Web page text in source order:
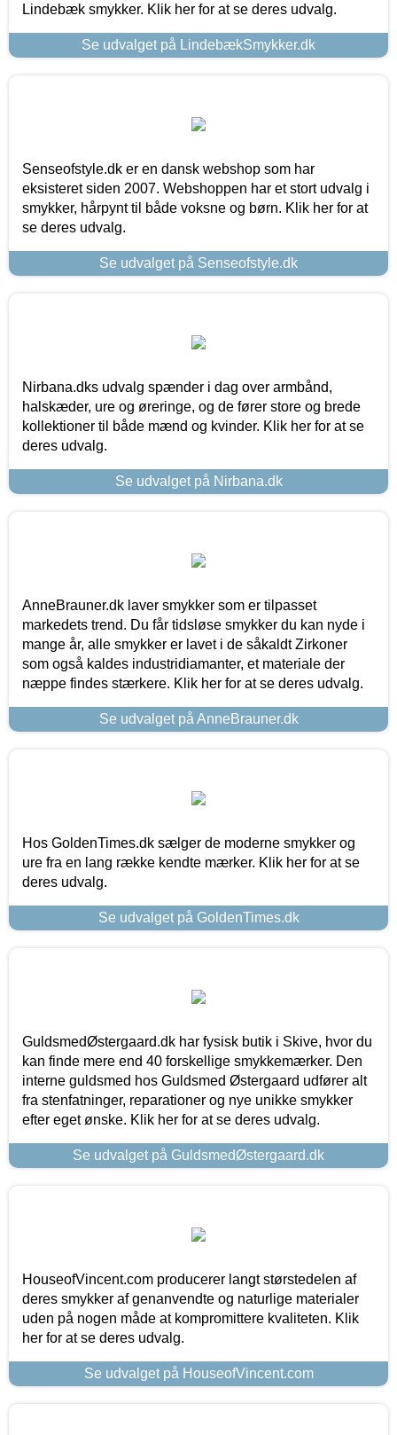
Lindebæk smykker. Klik her for at se deres udvalg.
Se udvalget på LindebækSmykker.dk
Senseofstyle.dk er en dansk webshop som har
eksisteret siden 2007. Webshoppen har et stort udvalg i
smykker, hårpynt til både voksne og børn. Klik her for at
se deres udvalg.
Se udvalget på Senseofstyle.dk
Nirbana.dks udvalg spænder i dag over armbånd,
halskæder, ure og øreringe, og de fører store og brede
kollektioner til både mænd og kvinder. Klik her for at se
deres udvalg.
Se udvalget på Nirbana.dk
AnneBrauner.dk laver smykker som er tilpasset
markedets trend. Du får tidsløse smykker du kan nyde i
mange år, alle smykker er lavet i de såkaldt Zirkoner
som også kaldes industridiamanter, et materiale der
næppe findes stærkere. Klik her for at se deres udvalg.
Se udvalget på AnneBrauner.dk
Hos GoldenTimes.dk sælger de moderne smykker og
ure fra en lang række kendte mærker. Klik her for at se
deres udvalg.
Se udvalget på GoldenTimes.dk
GuldsmedØstergaard.dk har fysisk butik i Skive, hvor du
kan finde mere end 40 forskellige smykkemærker. Den
interne guldsmed hos Guldsmed Østergaard udfører alt
fra stenfatninger, reparationer og nye unikke smykker
efter eget ønske. Klik her for at se deres udvalg.
Se udvalget på GuldsmedØstergaard.dk
HouseofVincent.com producerer langt størstedelen af
deres smykker af genanvendte og naturlige materialer
uden på nogen måde at kompromittere kvaliteten. Klik
her for at se deres udvalg.
Se udvalget på HouseofVincent.com